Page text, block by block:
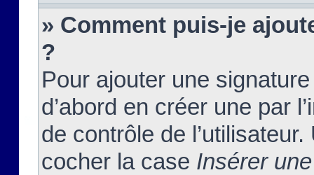
» Comment puis-je
?
Pour ajouter une
d’abord en créer une par
de contrôle de
cocher la case Insérer